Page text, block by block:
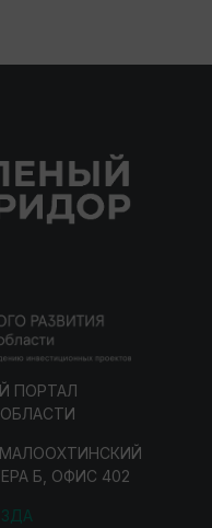
ПОРТАЛ
МАЛООХТИНСКИЙ
Б, ОФИС 402